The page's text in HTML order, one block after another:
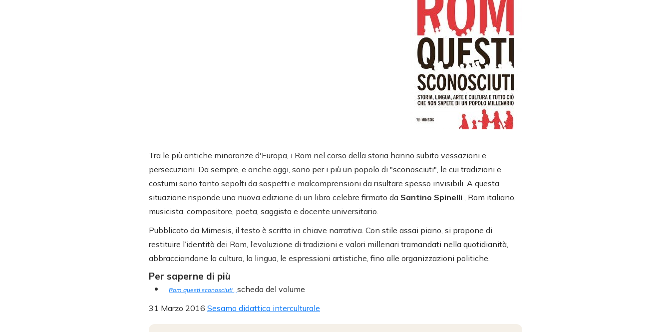
Tra le più antiche minoranze d'Europa, i Rom nel corso della storia hanno subito vessazioni e
persecuzioni. Da sempre, e anche oggi, sono per i più un popolo di "sconosciuti", le cui tradizioni e
costumi sono tanto sepolti da sospetti e malcomprensioni da risultare spesso invisibili. A questa
situazione risponde una nuova edizione di un libro celebre firmato da Santino Spinelli , Rom italiano,
musicista, compositore, poeta, saggista e docente universitario.
Pubblicato da Mimesis, il testo è scritto in chiave narrativa. Con stile assai piano, si propone di
restituire l’identità dei Rom, l’evoluzione di tradizioni e valori millenari tramandati nella quotidianità,
abbracciandone la cultura, la lingua, le espressioni artistiche, fino alle organizzazioni politiche.
Per saperne di più
Rom questi sconosciuti , scheda del volume
31 Marzo 2016 Sesamo didattica interculturale